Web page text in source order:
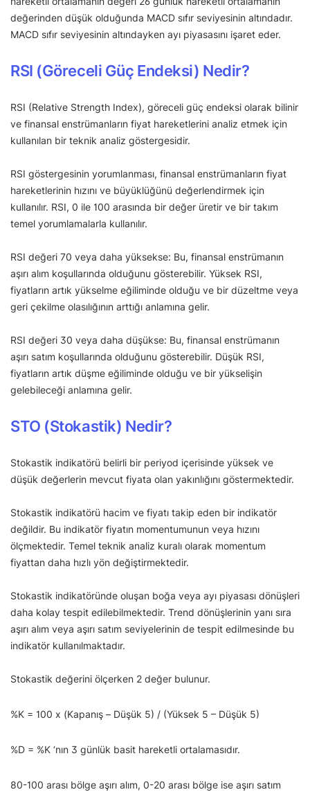
değerinden düşük olduğunda MACD sıfır seviyesinin altındadır.
MACD sıfır seviyesinin altındayken ayı piyasasını işaret eder.
RSI (Göreceli Güç Endeksi) Nedir?
RSI (Relative Strength Index), göreceli güç endeksi olarak bilinir
ve finansal enstrümanların fiyat hareketlerini analiz etmek için
kullanılan bir teknik analiz göstergesidir.
RSI göstergesinin yorumlanması, finansal enstrümanların fiyat
hareketlerinin hızını ve büyüklüğünü değerlendirmek için
kullanılır. RSI, 0 ile 100 arasında bir değer üretir ve bir takım
temel yorumlamalarla kullanılır.
RSI değeri 70 veya daha yüksekse: Bu, finansal enstrümanın
aşırı alım koşullarında olduğunu gösterebilir. Yüksek RSI,
fiyatların artık yükselme eğiliminde olduğu ve bir düzeltme veya
geri çekilme olasılığının arttığı anlamına gelir.
RSI değeri 30 veya daha düşükse: Bu, finansal enstrümanın
aşırı satım koşullarında olduğunu gösterebilir. Düşük RSI,
fiyatların artık düşme eğiliminde olduğu ve bir yükselişin
gelebileceği anlamına gelir.
STO (Stokastik) Nedir?
Stokastik indikatörü belirli bir periyod içerisinde yüksek ve
düşük değerlerin mevcut fiyata olan yakınlığını göstermektedir.
Stokastik indikatörü hacim ve fiyatı takip eden bir indikatör
değildir. Bu indikatör fiyatın momentumunun veya hızını
ölçmektedir. Temel teknik analiz kuralı olarak momentum
fiyattan daha hızlı yön değiştirmektedir.
Stokastik indikatöründe oluşan boğa veya ayı piyasası dönüşleri
daha kolay tespit edilebilmektedir. Trend dönüşlerinin yanı sıra
aşırı alım veya aşırı satım seviyelerinin de tespit edilmesinde bu
indikatör kullanılmaktadır.
Stokastik değerini ölçerken 2 değer bulunur.
%K = 100 x (Kapanış – Düşük 5) / (Yüksek 5 – Düşük 5)
%D = %K ‘nın 3 günlük basit hareketli ortalamasıdır.
80-100 arası bölge aşırı alım, 0-20 arası bölge ise aşırı satım